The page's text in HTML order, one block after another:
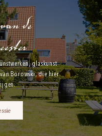
de
glaskunst
Borowski, die hier